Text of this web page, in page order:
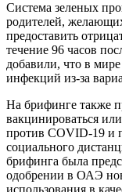
Система зеленых
родителей,
предоставить
течение 96 часов
добавили, что в
инфекций из-за
На брифинге также
вакцинироваться
против COVID-19 и
социального
брифинга была
одобрении в ОАЭ